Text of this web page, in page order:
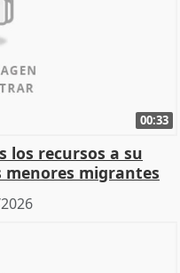
00:33
los recursos a su
menores migrantes